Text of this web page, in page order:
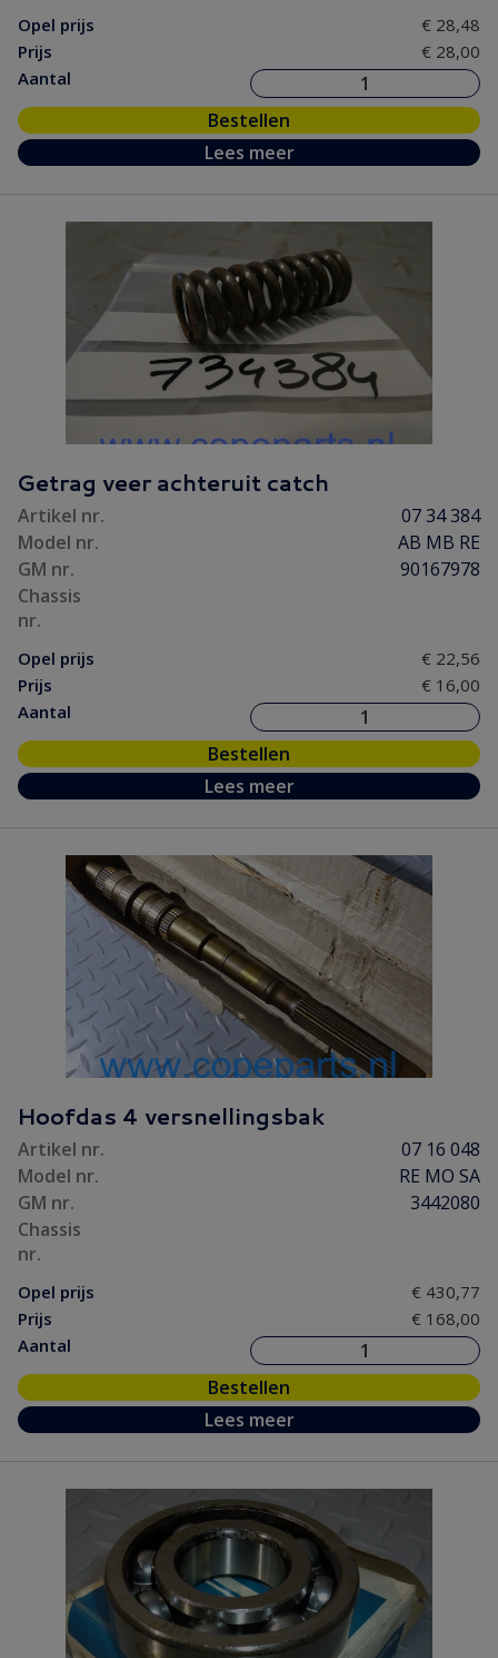
Opel prijs
€ 28,48
Prijs
€ 28,00
Aantal
Bestellen
Lees meer
Getrag veer achteruit catch
Artikel nr.
07 34 384
Model nr.
AB MB RE
GM nr.
90167978
Chassis
nr.
Opel prijs
€ 22,56
Prijs
€ 16,00
Aantal
Bestellen
Lees meer
Hoofdas 4 versnellingsbak
Artikel nr.
07 16 048
Model nr.
RE MO SA
GM nr.
3442080
Chassis
nr.
Opel prijs
€ 430,77
Prijs
€ 168,00
Aantal
Bestellen
Lees meer